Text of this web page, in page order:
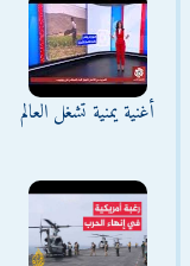
أغنية يمنية تشغل العالم